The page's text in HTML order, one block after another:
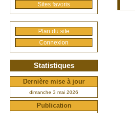
Sites favoris
Plan du site
Connexion
Statistiques
Dernière mise à jour
dimanche 3 mai 2026
Publication